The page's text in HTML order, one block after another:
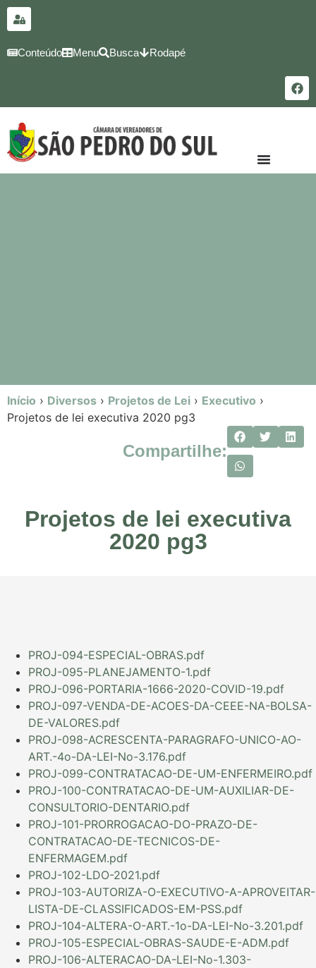
conteúdo
Conteúdo Menu Busca Rodapé
Início › Diversos › Projetos de Lei › Executivo ›
Projetos de lei executiva 2020 pg3
Compartilhe:
Projetos de lei executiva
2020 pg3
PROJ-094-ESPECIAL-OBRAS.pdf
PROJ-095-PLANEJAMENTO-1.pdf
PROJ-096-PORTARIA-1666-2020-COVID-19.pdf
PROJ-097-VENDA-DE-ACOES-DA-CEEE-NA-BOLSA-
DE-VALORES.pdf
PROJ-098-ACRESCENTA-PARAGRAFO-UNICO-AO-
ART.-4o-DA-LEI-No-3.176.pdf
PROJ-099-CONTRATACAO-DE-UM-ENFERMEIRO.pdf
PROJ-100-CONTRATACAO-DE-UM-AUXILIAR-DE-
CONSULTORIO-DENTARIO.pdf
PROJ-101-PRORROGACAO-DO-PRAZO-DE-
CONTRATACAO-DE-TECNICOS-DE-
ENFERMAGEM.pdf
PROJ-102-LDO-2021.pdf
PROJ-103-AUTORIZA-O-EXECUTIVO-A-APROVEITAR-
LISTA-DE-CLASSIFICADOS-EM-PSS.pdf
PROJ-104-ALTERA-O-ART.-1o-DA-LEI-No-3.201.pdf
PROJ-105-ESPECIAL-OBRAS-SAUDE-E-ADM.pdf
PROJ-106-ALTERACAO-DA-LEI-No-1.303-